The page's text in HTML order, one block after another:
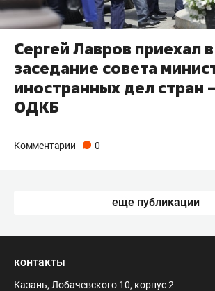
Сергей Лавров приехал
заседание совета
иностранных дел стран
ОДКБ
Комментарии 0
еще публикации
контакты
Казань, Лобачевского 10, корпус 2